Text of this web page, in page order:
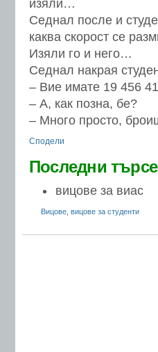
изяли…
Седнал после и
каква скорост се
Изяли го и него…
Седнал накрая
– Вие имате 19 456
– А, как позна, бе?
– Много просто,
Сподели
Последни
вицове за виас
Вицове вицове за студенти